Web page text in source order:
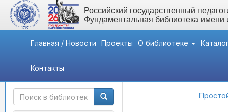
Российский государственный
Фундаментальная библиотека
Главная / Новости Проекты О библиотеке
Контакты
Быстрый доступ